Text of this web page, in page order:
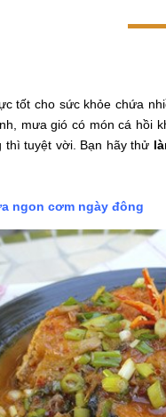
tốt cho sức khỏe chứa
mưa gió có món cá hồi
thì tuyệt vời. Bạn hãy thử
ngon cơm ngày đông